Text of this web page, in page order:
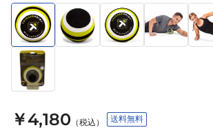
￥4,180 （税込） 送料無料